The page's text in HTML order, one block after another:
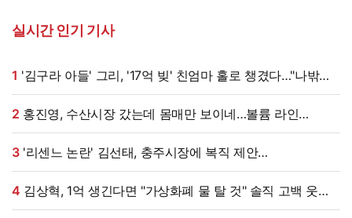
실시간 인기 기사
1
없어, 연락 꾸준히 하는 중"
2
'시선강탈'
3'리센느 논란' 김선태, 충주시장에 복직 제안
받았다…"돌아올 생각 있냐" 수척 근황까지 [엑's 이슈]
4
(신랑수업2)